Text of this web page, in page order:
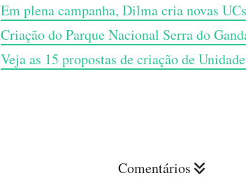
Em plena campanha, Dilma cria novas
Criação do Parque Nacional Serra do
Veja as 15 propostas de criação de
Comentários